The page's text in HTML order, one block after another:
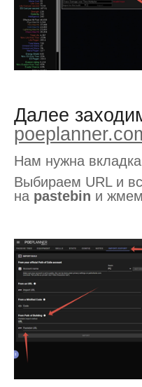
Далее
Нам нужна вкладка
Выбираем URL и
на pastebin и жмем